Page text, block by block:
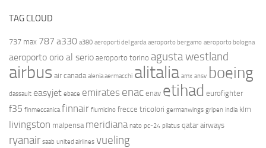
TAG CLOUD
737 max 787 a330 a380 aeroporti del garda aeroporto bergamo aeroporto bologna
aeroporto orio al serio aeroporto torino agusta westland
airbus air canada alenia aermacchi alitalia amx ansv boeing
dassault easyjet ebace emirates enac enav etihad eurofighter
f35 finmeccanica finnair fiumicino frecce tricolori germanwings gripen india klm
livingston malpensa meridiana nato pc-24 pilatus qatar airways
ryanair saab united airlines vueling